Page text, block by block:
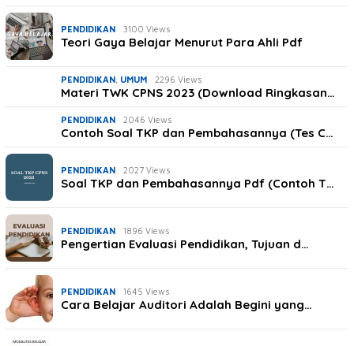
PENDIDIKAN 3100 Views
Teori Gaya Belajar Menurut Para Ahli Pdf
PENDIDIKAN, UMUM 2296 Views
Materi TWK CPNS 2023 (Download Ringkasan…
PENDIDIKAN 2046 Views
Contoh Soal TKP dan Pembahasannya (Tes C…
PENDIDIKAN 2027 Views
Soal TKP dan Pembahasannya Pdf (Contoh T…
PENDIDIKAN 1896 Views
Pengertian Evaluasi Pendidikan, Tujuan d…
PENDIDIKAN 1645 Views
Cara Belajar Auditori Adalah Begini yang…